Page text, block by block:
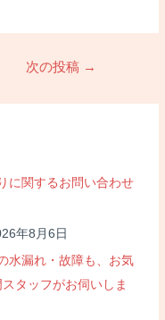
に関するお問い合わせ
年8月6日
水漏れ・故障も、お気
タッフがお伺いしま
次の投稿 →